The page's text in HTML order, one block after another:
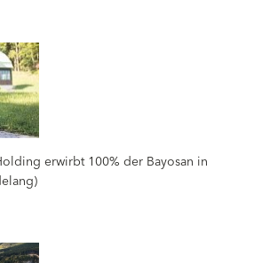
erwirbt 100% der Bayosan in